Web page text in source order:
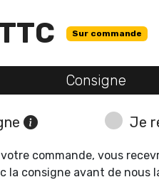
Sur commande
Consigne
Je
commande, vous
la consigne avant de nous